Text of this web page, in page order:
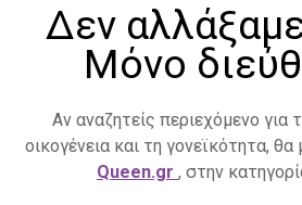
Δεν
Μόνο
Αν αναζητείς περιεχόμενο για
οικογένεια και τη γονεϊκότητα,
Queen.gr , στην